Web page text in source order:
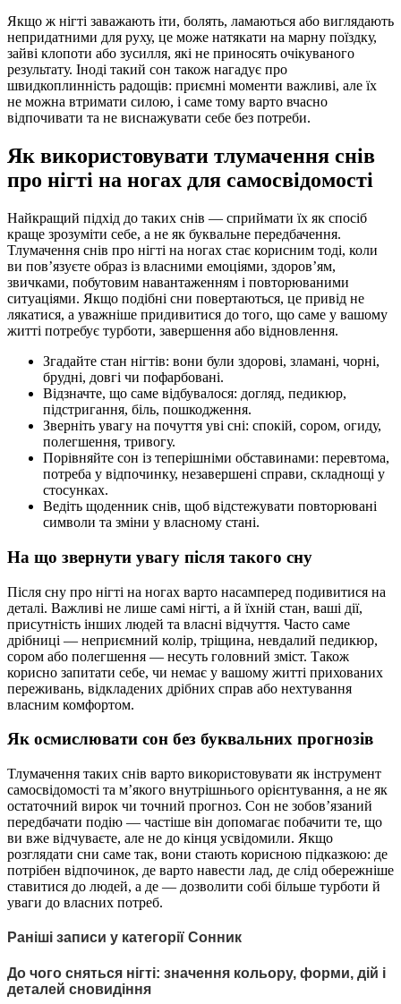
Якщо ж нігті заважають іти, болять, ламаються або виглядають
непридатними для руху, це може натякати на марну поїздку,
зайві клопоти або зусилля, які не приносять очікуваного
результату. Іноді такий сон також нагадує про
швидкоплинність радощів: приємні моменти важливі, але їх
не можна втримати силою, і саме тому варто вчасно
відпочивати та не виснажувати себе без потреби.
Як використовувати тлумачення снів
про нігті на ногах для самосвідомості
Найкращий підхід до таких снів — сприймати їх як спосіб
краще зрозуміти себе, а не як буквальне передбачення.
Тлумачення снів про нігті на ногах стає корисним тоді, коли
ви пов’язуєте образ із власними емоціями, здоров’ям,
звичками, побутовим навантаженням і повторюваними
ситуаціями. Якщо подібні сни повертаються, це привід не
лякатися, а уважніше придивитися до того, що саме у вашому
житті потребує турботи, завершення або відновлення.
Згадайте стан нігтів: вони були здорові, зламані, чорні,
брудні, довгі чи пофарбовані.
Відзначте, що саме відбувалося: догляд, педикюр,
підстригання, біль, пошкодження.
Зверніть увагу на почуття уві сні: спокій, сором, огиду,
полегшення, тривогу.
Порівняйте сон із теперішніми обставинами: перевтома,
потреба у відпочинку, незавершені справи, складнощі у
стосунках.
Ведіть щоденник снів, щоб відстежувати повторювані
символи та зміни у власному стані.
На що звернути увагу після такого сну
Після сну про нігті на ногах варто насамперед подивитися на
деталі. Важливі не лише самі нігті, а й їхній стан, ваші дії,
присутність інших людей та власні відчуття. Часто саме
дрібниці — неприємний колір, тріщина, невдалий педикюр,
сором або полегшення — несуть головний зміст. Також
корисно запитати себе, чи немає у вашому житті прихованих
переживань, відкладених дрібних справ або нехтування
власним комфортом.
Як осмислювати сон без буквальних прогнозів
Тлумачення таких снів варто використовувати як інструмент
самосвідомості та м’якого внутрішнього орієнтування, а не як
остаточний вирок чи точний прогноз. Сон не зобов’язаний
передбачати подію — частіше він допомагає побачити те, що
ви вже відчуваєте, але не до кінця усвідомили. Якщо
розглядати сни саме так, вони стають корисною підказкою: де
потрібен відпочинок, де варто навести лад, де слід обережніше
ставитися до людей, а де — дозволити собі більше турботи й
уваги до власних потреб.
Раніші записи у категорії Сонник
До чого сняться нігті: значення кольору, форми, дій і
деталей сновидіння